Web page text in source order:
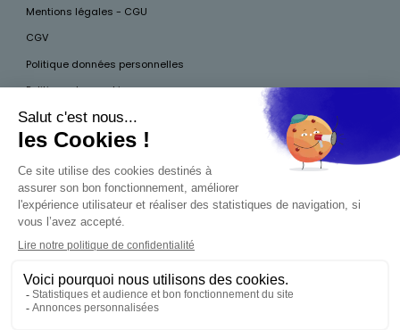
Mentions légales - CGU
CGV
Politique données personnelles
Politique des cookies
Accessibilité
Pour votre santé, mangez au moins cinq fruits et légumes par jour, plus
d’infos surwww.mangerbouger.fr
aux mineurs de moins de 18 ans
La preuve de majorité de l'acheteur est exigée au
moment de la vente en ligne. CODE DE LA SANTÉ